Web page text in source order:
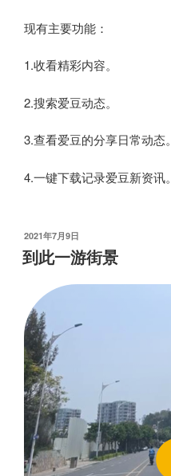
现有主要功能：
1.收看精彩内容。
2.搜索爱豆动态。
3.查看爱豆的分享日常动态。
4.一键下载记录爱豆新资讯。
发
布
于
2021年7月9日
到此一游街景